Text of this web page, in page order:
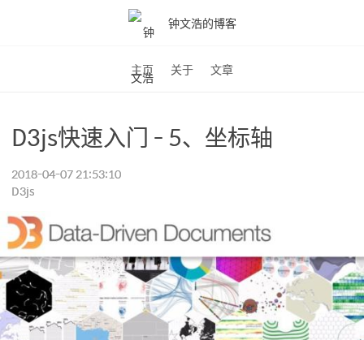
钟文浩的博客
主页 关于 文章
D3js快速入门 - 5、坐标轴
2018-04-07 21:53:10
D3js